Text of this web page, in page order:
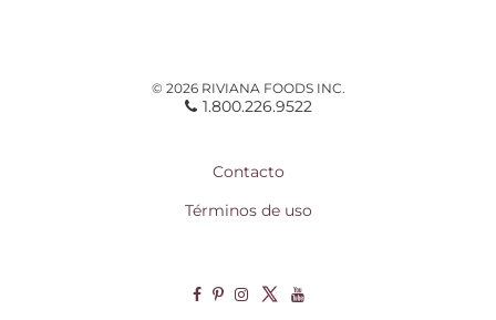
© 2026 RIVIANA FOODS INC.
1.800.226.9522
Contacto
Términos de uso